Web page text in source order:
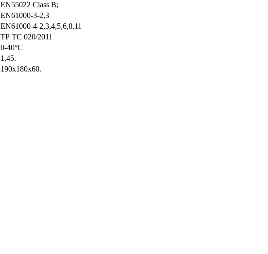
EN55022 Class B;
EN61000-3-2,3
EN61000-4-2,3,4,5,6,8,11
ТР ТС 020/2011
0-40°С
1,45.
190х180х60.